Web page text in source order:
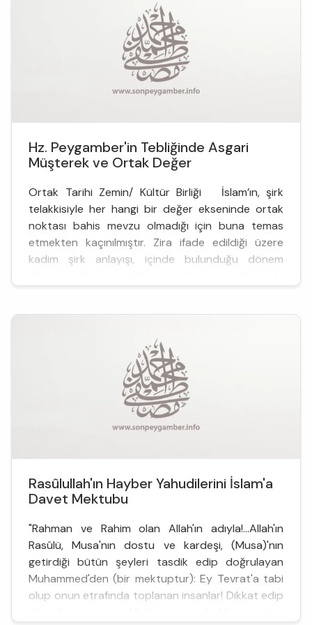
Hz. Peygamber'in Tebliğinde Asgari
Müşterek ve Ortak Değer
Ortak Tarihi Zemin/ Kültür Birliği İslam’ın, şirk
telakkisiyle her hangi bir değer ekseninde ortak
noktası bahis mevzu olmadığı için buna temas
etmekten kaçınılmıştır. Zira ifade edildiği üzere
kadim şirk anlayışı, içinde bulunduğu dönem
Rasûlullah'ın Hayber Yahudilerini İslam'a
Davet Mektubu
"Rahman ve Rahim olan Allah'ın adıyla!...Allah'ın
Rasûlü, Musa'nın dostu ve kardeşi, (Musa)'nın
getirdiği bütün şeyleri tasdik edip doğrulayan
Muhammed'den (bir mektuptur): Ey Tevrat'a tabi
olup onun etrafında toplanan insanlar! Dikkat edip